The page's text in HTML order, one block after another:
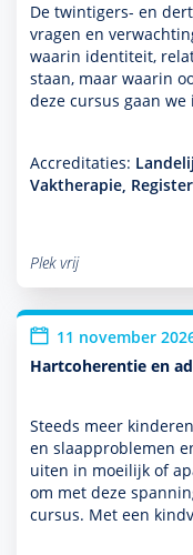
De twintigers- en
vragen en
waarin identiteit,
staan, maar waarin
deze cursus gaan we
Accreditaties:
Vaktherapie,
Plek vrij
11 november
Hartcoherentie en
Steeds meer
en slaappro­ble­men
uiten in moeilijk of
om met deze
cursus. Met een